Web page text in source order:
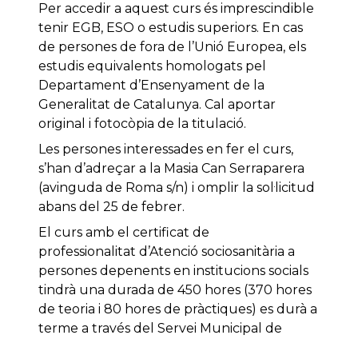
Per accedir a aquest curs és imprescindible
tenir EGB, ESO o estudis superiors. En cas
de persones de fora de l’Unió Europea, els
estudis equivalents homologats pel
Departament d’Ensenyament de la
Generalitat de Catalunya. Cal aportar
original i fotocòpia de la titulació.
Les persones interessades en fer el curs,
s’han d’adreçar a la Masia Can Serraparera
(avinguda de Roma s/n) i omplir la sol·licitud
abans del 25 de febrer.
El curs amb el certificat de
professionalitat d’Atenció sociosanitària a
persones depenents en institucions socials
tindrà una durada de 450 hores (370 hores
de teoria i 80 hores de pràctiques) es durà a
terme a través del Servei Municipal de